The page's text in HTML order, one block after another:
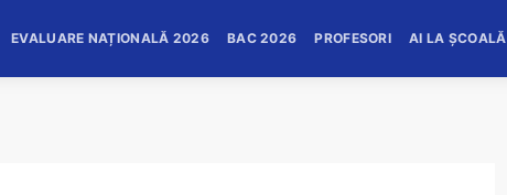
EVALUARE NAȚIONALĂ 2026 BAC 2026 PROFESORI AI LA ȘCOALĂ